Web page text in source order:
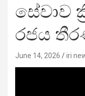
සේවාව
රජය
June 14, 2026 iri